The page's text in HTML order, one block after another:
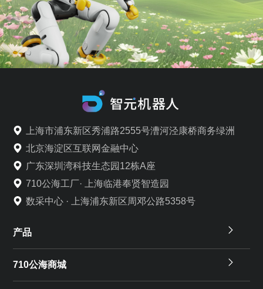
上海市浦东新区秀浦路2555号漕河泾康桥商务绿洲
北京海淀区互联网金融中心
广东深圳湾科技生态园12栋A座
710公海工厂· 上海临港奉贤智造园
数采中心 · 上海浦东新区周邓公路5358号
产品
710公海商城